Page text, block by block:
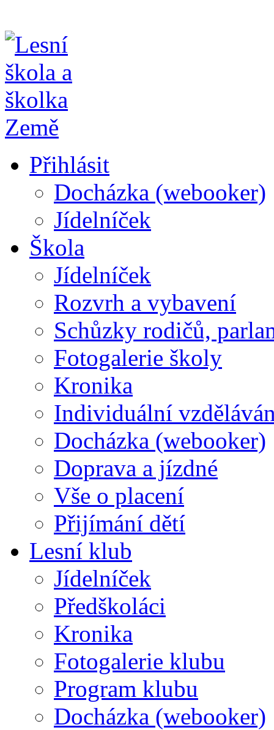
Přihlásit
Docházka (webooker)
Jídelníček
Škola
Jídelníček
Rozvrh a vybavení
Schůzky rodičů,
Fotogalerie školy
Kronika
Individuální
Docházka (webooker)
Doprava a jízdné
Vše o placení
Přijímání dětí
Lesní klub
Jídelníček
Předškoláci
Kronika
Fotogalerie klubu
Program klubu
Docházka (webooker)